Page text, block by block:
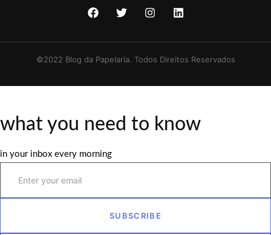
©2022 Blog da Papelaria. Todos Direitos Reservados
what you need to know
in your inbox every morning
SUBSCRIBE